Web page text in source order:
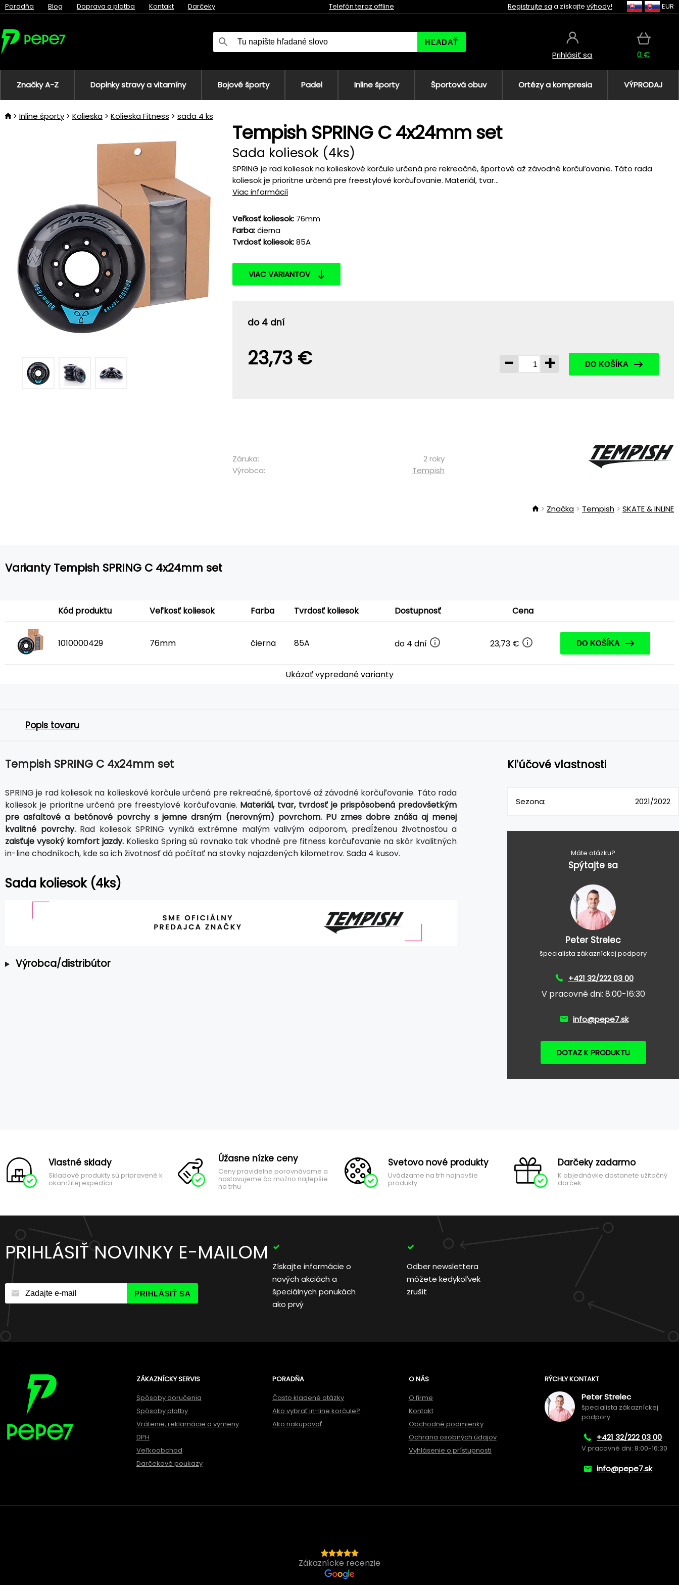
Poradňa Blog Doprava a platba Kontakt Darčeky Telefón teraz offline Registrujte sa a získajte výhody! EUR
HĽADAŤ
Prihlásiť sa 0 €
Značky A-Z Doplnky stravy a vitamíny Bojové športy Padel Inline športy Športová obuv Ortézy a kompresia VÝPRODAJ
Inline športy Kolieska Kolieska Fitness sada 4 ks
Tempish SPRING C 4x24mm set
Sada koliesok (4ks)
SPRING je rad koliesok na kolieskové korčule určená pre rekreačné, športové až závodné korčuľovanie. Táto rada
koliesok je prioritne určená pre freestylové korčuľovanie. Materiál, tvar...
Viac informácií
Veľkosť koliesok: 76mm
Farba:čierna
Tvrdosť koliesok:85A
VIAC VARIANTOV
do 4 dní
23,73 € - + DO KOŠÍKA
Záruka:
2 roky
Výrobca:
Tempish
Značka Tempish SKATE & INLINE
Varianty Tempish SPRING C 4x24mm set
Kód produktu Veľkosť koliesok Farba Tvrdosť koliesok Dostupnosť Cena
1010000429 76mm čierna 85A do 4 dní 23,73 € DO KOŠÍKA
Ukázať vypredané varianty
Popis tovaru
Tempish SPRING C 4x24mm set
SPRING je rad koliesok na kolieskové korčule určená pre rekreačné, športové až závodné korčuľovanie. Táto rada
koliesok je prioritne určená pre freestylové korčuľovanie. Materiál, tvar, tvrdosť je prispôsobená predovšetkým
pre asfaltové a betónové povrchy s jemne drsným (nerovným) povrchom. PU zmes dobre znáša aj menej
kvalitné povrchy.Rad koliesok SPRING vyniká extrémne malým valivým odporom, predĺženou životnosťou a
zaisťuje vysoký komfort jazdy.Kolieska Spring sú rovnako tak vhodné pre fitness korčuľovanie na skôr kvalitných
in-line chodníkoch, kde sa ich životnosť dá počítať na stovky najazdených kilometrov. Sada 4 kusov.
Sada koliesok (4ks)
Výrobca/distribútor
Kľúčové vlastnosti
Sezona: 2021/2022
Máte otázku?
Spýtajte sa
Peter Strelec
špecialista zákazníckej podpory
+421 32/222 03 00
V pracovné dni: 8:00-16:30
info@pepe7.sk
DOTAZ K PRODUKTU
Vlastné sklady
Skladové produkty sú pripravené k
okamžitej expedícii
Úžasne nízke ceny
Ceny pravidelne porovnávame a
nastavujeme čo možno najlepšie
na trhu
Svetovo nové produkty
Uvádzame na trh najnovšie
produkty
Darčeky zadarmo
K objednávke dostanete užitočný
darček
PRIHLÁSIŤ NOVINKY E-MAILOM
PRIHLÁSIŤ SA
Získajte informácie o
nových akciách a
špeciálnych ponukách
ako prvý
Odber newslettera
môžete kedykoľvek
zrušiť
ZÁKAZNÍCKY SERVIS
Spôsoby doručenia
Spôsoby platby
Vrátenie, reklamácie a výmeny
DPH
Veľkoobchod
Darčekové poukazy
PORADŇA
Často kladené otázky
Ako vybrať in-line korčule?
Ako nakupovať
O NÁS
O firme
Kontakt
Obchodné podmienky
Ochrana osobných údajov
Vyhlásenie o prístupnosti
RÝCHLY KONTAKT
Peter Strelec
špecialista zákazníckej
podpory
+421 32/222 03 00
V pracovné dni: 8:00-16:30
info@pepe7.sk
Zákaznícke recenzie